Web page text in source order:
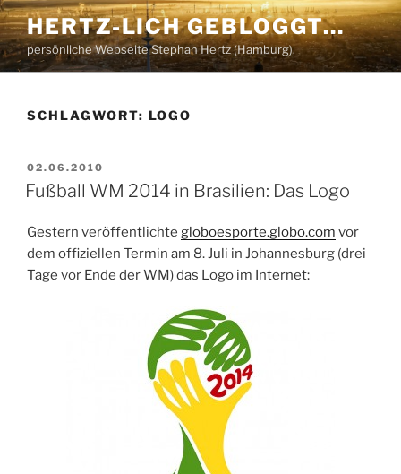
Zum
Inhalt
springen
HERTZ-LICH GEBLOGGT…
persönliche Webseite Stephan Hertz (Hamburg).
SCHLAGWORT: LOGO
VERÖFFENTLICHT
AM
02.06.2010
Fußball WM 2014 in Brasilien: Das Logo
Gestern veröffentlichte globoesporte.globo.com vor
dem offiziellen Termin am 8. Juli in Johannesburg (drei
Tage vor Ende der WM) das Logo im Internet: